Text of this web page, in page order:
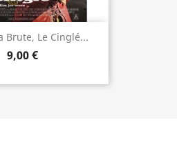
Brute, Le Cinglé...
9,00 €